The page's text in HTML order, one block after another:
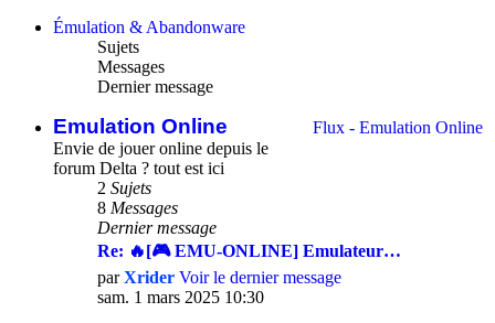
Émulation & Abandonware
Sujets
Messages
Dernier message
Flux - Emulation Online
Emulation Online
Envie de jouer online depuis le
forum Delta ? tout est ici
2 Sujets
8 Messages
Dernier message
Re: 🔥[🎮 EMU-ONLINE] Emulateur…
parXrider Voir le dernier message
sam. 1 mars 2025 10:30